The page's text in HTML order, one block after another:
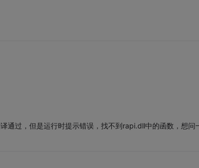
通过，但是运行时提示错误，找不到rapi.dll中的函数，想问